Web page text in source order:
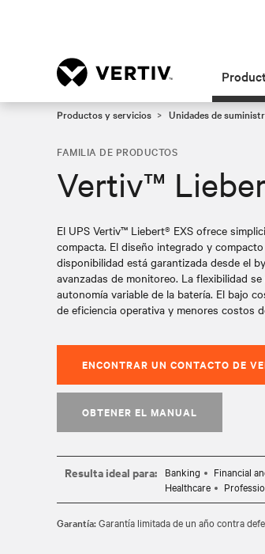
Productos y servicios Unidades de
FAMILIA DE PRODUCTOS
Vertiv™
El UPS Vertiv™ Liebert® EXS ofrece
compacta. El diseño integrado y
disponibilidad está garantizada desde el
avanzadas de monitoreo. La flexibilidad
autonomía variable de la batería. El bajo
de eficiencia operativa y menores costos
ENCONTRAR UN CONTACTO DE
OBTENER EL MANUAL
Resulta ideal para: Banking Financial
Healthcare
Garantía:Garantía limitada de un año contra